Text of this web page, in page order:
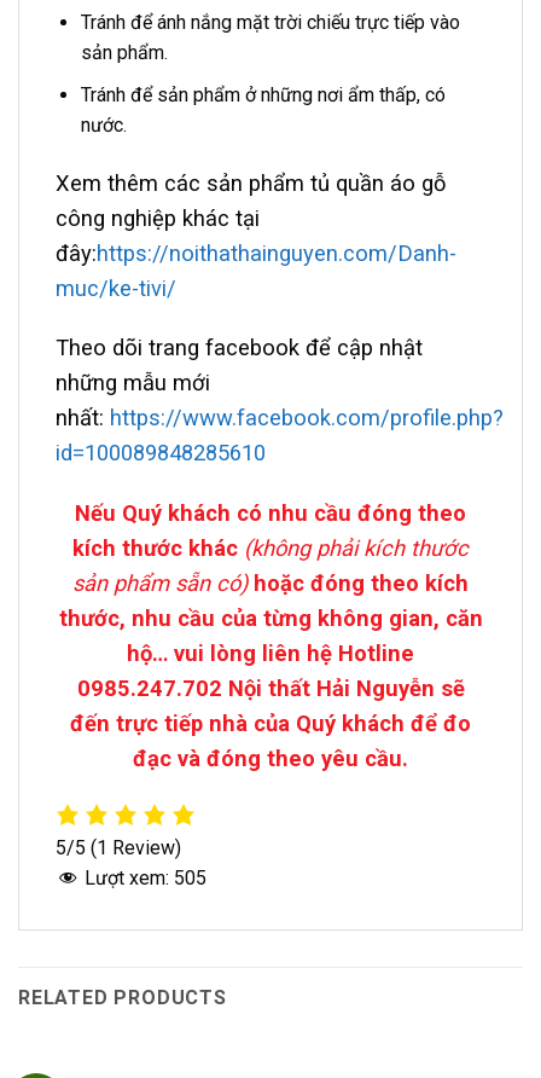
Tránh để ánh nắng mặt trời chiếu trực tiếp vào
sản phẩm.
Tránh để sản phẩm ở những nơi ẩm thấp, có
nước.
Xem thêm các sản phẩm tủ quần áo gỗ
công nghiệp khác tại
đây:https://noithathainguyen.com/Danh-
muc/ke-tivi/
Theo dõi trang facebook để cập nhật
những mẫu mới
nhất: https://www.facebook.com/profile.php?
id=100089848285610
Nếu Quý khách có nhu cầu đóng theo
kích thước khác (không phải kích thước
sản phẩm sẵn có)hoặc đóng theo kích
thước, nhu cầu của từng không gian, căn
hộ… vui lòng liên hệ Hotline
0985.247.702 Nội thất Hải Nguyễn sẽ
đến trực tiếp nhà của Quý khách để đo
đạc và đóng theo yêu cầu.
5/5 (1 Review)
Lượt xem: 505
RELATED PRODUCTS